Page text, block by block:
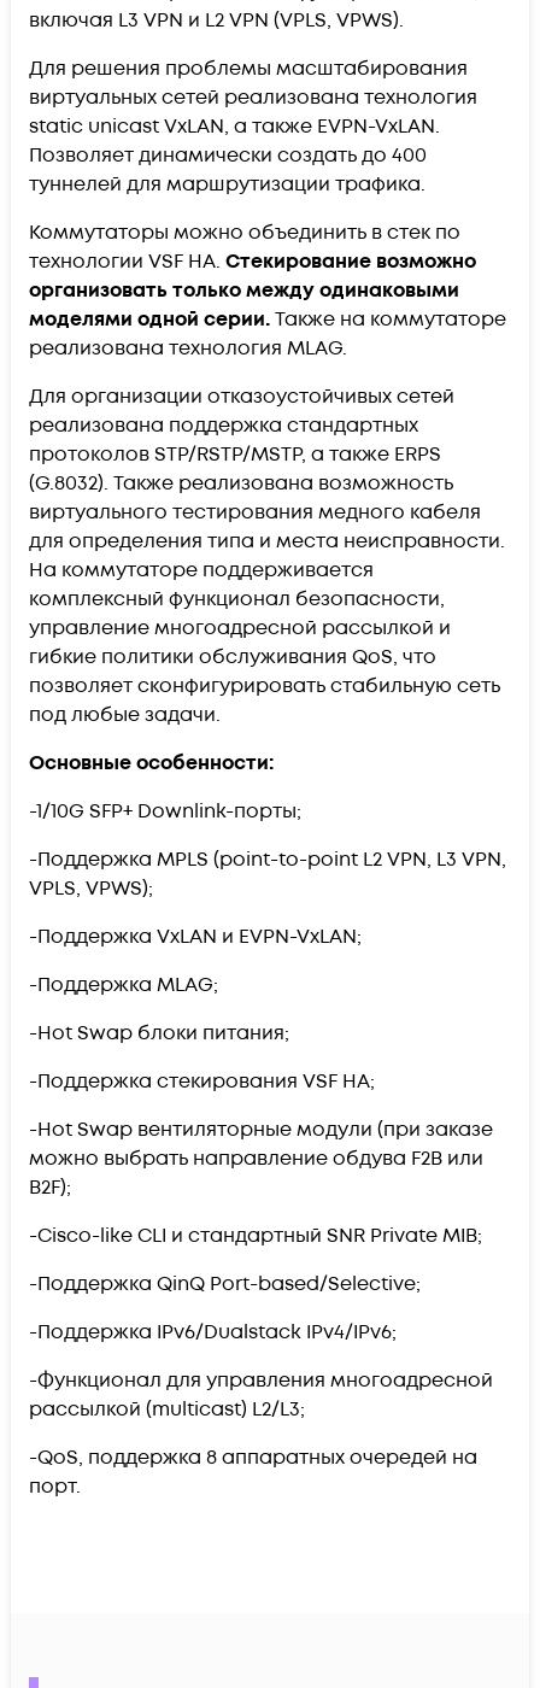
включая L3 VPN и L2 VPN (VPLS, VPWS).
Для решения проблемы масштабирования
виртуальных сетей реализована технология
static unicast VxLAN, а также EVPN-VxLAN.
Позволяет динамически создать до 400
туннелей для маршрутизации трафика.
Коммутаторы можно объединить в стек по
технологии VSF HA. Стекирование возможно
организовать только между одинаковыми
моделями одной серии.Также на коммутаторе
реализована технология MLAG.
Для организации отказоустойчивых сетей
реализована поддержка стандартных
протоколов STP/RSTP/MSTP, а также ERPS
(G.8032). Также реализована возможность
виртуального тестирования медного кабеля
для определения типа и места неисправности.
На коммутаторе поддерживается
комплексный функционал безопасности,
управление многоадресной рассылкой и
гибкие политики обслуживания QoS, что
позволяет сконфигурировать стабильную сеть
под любые задачи.
Основные особенности:
-1/10G SFP+ Downlink-порты;
-Поддержка MPLS (point-to-point L2 VPN, L3 VPN,
VPLS, VPWS);
-Поддержка VxLAN и EVPN-VxLAN;
-Поддержка MLAG;
-Hot Swap блоки питания;
-Поддержка стекирования VSF HA;
-Hot Swap вентиляторные модули (при заказе
можно выбрать направление обдува F2B или
B2F);
-Cisco-like CLI и стандартный SNR Private MIB;
-Поддержка QinQ Port-based/Selective;
-Поддержка IPv6/Dualstack IPv4/IPv6;
-Функционал для управления многоадресной
рассылкой (multicast) L2/L3;
-QoS, поддержка 8 аппаратных очередей на
порт.